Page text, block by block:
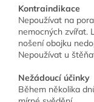
Kontraindikace
Nepoužívat na
nemocných zvířat.
nošení obojku
Nepoužívat u
Nežádoucí účinky
Během několika